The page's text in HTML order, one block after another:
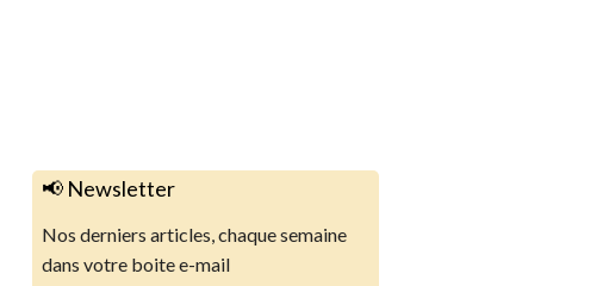
📢 Newsletter
Nos derniers articles, chaque semaine
dans votre boite e-mail